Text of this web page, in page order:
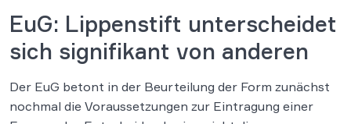
EuG: Lippenstift unterscheidet
sich signifikant von anderen
Der EuG betont in der Beurteilung der Form zunächst
nochmal die Voraussetzungen zur Eintragung einer